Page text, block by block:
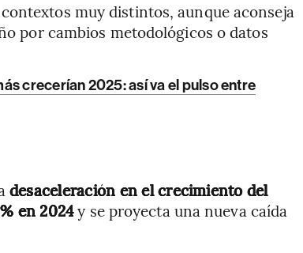
muy distintos, aunque aconseja
por cambios metodológicos o datos
crecerían 2025: así va el pulso entre
desaceleración en el crecimiento del
en 2024y se proyecta una nueva caída